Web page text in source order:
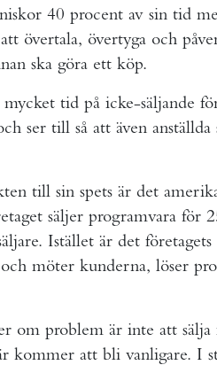
40 procent av sin tid
övertala, övertyga och
ska göra ett köp.
tid på icke-säljande
ser till så att även anställda
till sin spets är det
säljer programvara för
Istället är det
möter kunderna, löser
om problem är inte att
kommer att bli vanligare. I